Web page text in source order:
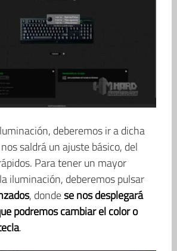
deberemos ir a dicha
saldrá un ajuste básico, del
Para tener un mayor
iluminación, deberemos pulsar
, dondese nos desplegará
podremos cambiar el color o
.